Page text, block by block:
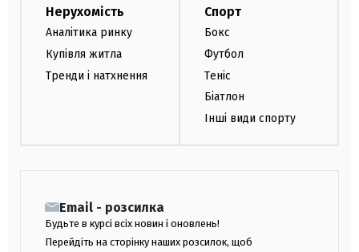
Нерухомість
Аналітика ринку
Купівля житла
Тренди і натхнення
Спорт
Бокс
Футбол
Теніс
Біатлон
Інші види спорту
Email - розсилка
Будьте в курсі всіх новин і оновлень!
Перейдіть на сторінку наших розсилок, щоб